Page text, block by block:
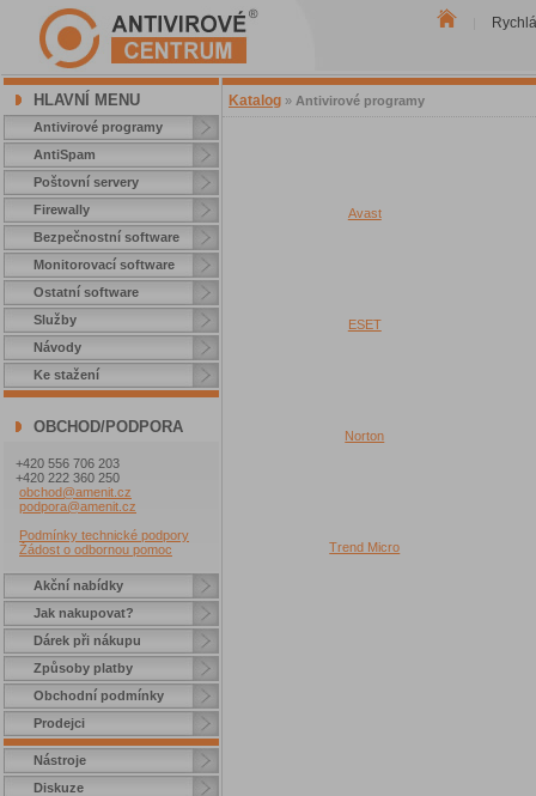
HLAVNÍ MENU
Antivirové programy
AntiSpam
Poštovní servery
Firewally
Bezpečnostní software
Monitorovací software
Ostatní software
Služby
Návody
Ke stažení
OBCHOD/PODPORA
+420 556 706 203
+420 222 360 250
obchod@amenit.cz
podpora@amenit.cz
Podmínky technické podpory
Žádost o odbornou pomoc
Akční nabídky
Jak nakupovat?
Dárek při nákupu
Způsoby platby
Obchodní podmínky
Prodejci
Nástroje
Diskuze
Katalog » Antivirové programy
Avast
ESET
Norton
Trend Micro